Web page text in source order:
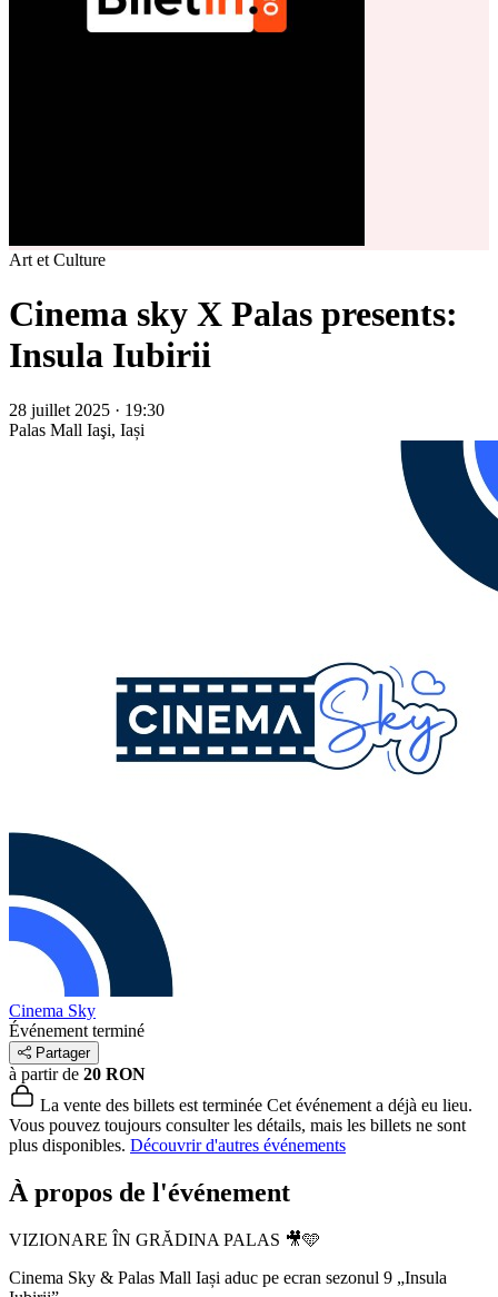
Art et Culture
Cinema sky X Palas presents:
Insula Iubirii
28 juillet 2025 · 19:30
Palas Mall Iaşi, Iași
Cinema Sky
Événement terminé
Partager
à partir de 20 RON
La vente des billets est terminée Cet événement a déjà eu lieu.
Vous pouvez toujours consulter les détails, mais les billets ne sont
plus disponibles. Découvrir d'autres événements
À propos de l'événement
VIZIONARE ÎN GRĂDINA PALAS 🎥🩵
Cinema Sky & Palas Mall Iași aduc pe ecran sezonul 9 „Insula